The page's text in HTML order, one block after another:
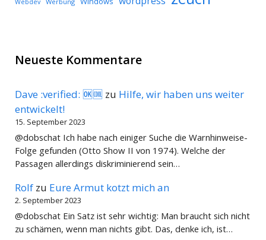
Neueste Kommentare
Dave :verified: 🆗🆒 zu Hilfe, wir haben uns weiter
entwickelt!
15. September 2023
@dobschat Ich habe nach einiger Suche die Warnhinweise-
Folge gefunden (Otto Show II von 1974). Welche der
Passagen allerdings diskriminierend sein…
Rolf zu Eure Armut kotzt mich an
2. September 2023
@dobschat Ein Satz ist sehr wichtig: Man braucht sich nicht
zu schämen, wenn man nichts gibt. Das, denke ich, ist…